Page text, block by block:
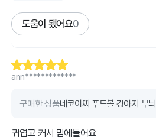
도움이 됐어요0
ann*************
구매한 상품네코이찌 푸드볼 강아지 무늬
귀엽고 커서 맘에들어요